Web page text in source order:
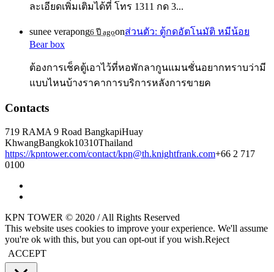
ละเอียดเพิ่มเติมได้ที่ โทร 1311 กด 3...
sunee verapong6 ปี agoonส่วนตัว: ตู้กดอัตโนมัติ หมีน้อย
Bear box
ต้องการเช็คตู้เอาไว้ที่หอพักลากูนแมนชั่นอยากทราบว่ามี
แบบไหนบ้างราคาการบริการหลังการขายค
Contacts
719 RAMA 9 Road BangkapiHuay
KhwangBangkok10310Thailand
https://kpntower.com/contact/kpn@th.knightfrank.com+66 2 717
0100
KPN TOWER © 2020 / All Rights Reserved
This website uses cookies to improve your experience. We'll assume
you're ok with this, but you can opt-out if you wish.Reject
ACCEPT